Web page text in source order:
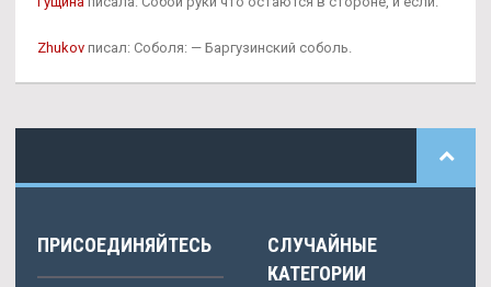
Zhukov писал: Соболя: — Баргузинский соболь.
ПРИСОЕДИНЯЙТЕСЬ
СЛУЧАЙНЫЕ
КАТЕГОРИИ